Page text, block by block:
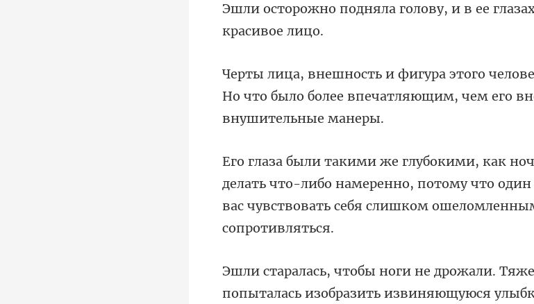
лову, и в ее
Но что было более впечатляющим, чем
ь что-либо намеренно, потому что один
вас чув
попыталась изобразить извиняющуюся